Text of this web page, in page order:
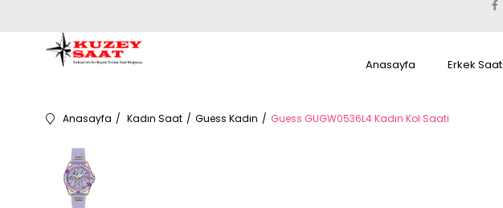
Anasayfa Erkek Saat
Anasayfa Kadın Saat Guess Kadın Guess GUGW0536L4 Kadın Kol Saati